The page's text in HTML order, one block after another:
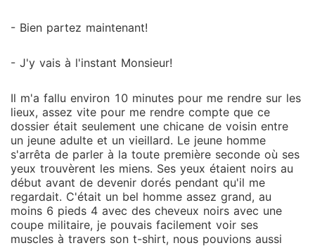
- Bien partez maintenant!
- J'y vais à l'instant Monsieur!
Il m'a fallu environ 10 minutes pour me rendre sur les
lieux, assez vite pour me rendre compte que ce
dossier était seulement une chicane de voisin entre
un jeune adulte et un vieillard. Le jeune homme
s'arrêta de parler à la toute première seconde où ses
yeux trouvèrent les miens. Ses yeux étaient noirs au
début avant de devenir dorés pendant qu'il me
regardait. C'était un bel homme assez grand, au
moins 6 pieds 4 avec des cheveux noirs avec une
coupe militaire, je pouvais facilement voir ses
muscles à travers son t-shirt, nous pouvions aussi